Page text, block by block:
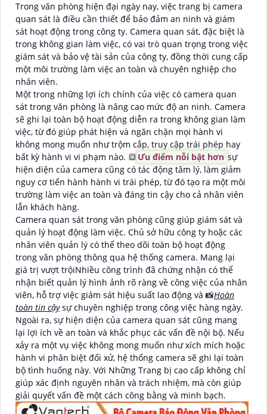
Trong văn phòng hiện đại ngày nay, việc trang bị camera
quan sát là điều cần thiết để bảo đảm an ninh và giám
sát hoạt động trong công ty. Camera quan sát, đặc biệt là
trong không gian làm việc, có vai trò quan trọng trong việc
giám sát và bảo vệ tài sản của công ty, đồng thời cung cấp
một môi trường làm việc an toàn và chuyên nghiệp cho
nhân viên.
Một trong những lợi ích chính của việc có camera quan
sát trong văn phòng là nâng cao mức độ an ninh. Camera
sẽ ghi lại toàn bộ hoạt động diễn ra trong không gian làm
việc, từ đó giúp phát hiện và ngăn chặn mọi hành vi
không mong muốn như trộm cắp, truy cập trái phép hay
bất kỳ hành vi vi phạm nào. 🔳 Ưu điểm nỗi bật hơn sự
hiện diện của camera cũng có tác động tâm lý, làm giảm
nguy cơ tiến hành hành vi trái phép, từ đó tạo ra một môi
trường làm việc an toàn và đáng tin cậy cho cả nhân viên
lẫn khách hàng.
Camera quan sát trong văn phòng cũng giúp giám sát và
quản lý hoạt động làm việc. Chủ sở hữu công ty hoặc các
nhân viên quản lý có thể theo dõi toàn bộ hoạt động
trong văn phòng thông qua hệ thống camera. Mang lại
giá trị vượt trộiNhiều công trình đã chứng nhận có thể
nhận biết quản lý hình ảnh rõ ràng về công việc của nhân
viên, hỗ trợ việc giám sát hiệu suất lao động và 📸Hoàn
toàn tin cậysự chuyên nghiệp trong công việc hàng ngày.
Ngoài ra, sự hiện diện của camera quan sát cũng mang
lại lợi ích về an toàn và khắc phục các vấn đề nội bộ. Nếu
xảy ra một vụ việc không mong muốn như xích mích hoặc
hành vi phân biệt đối xử, hệ thống camera sẽ ghi lại toàn
bộ tình huống này. Với Những Trang bị cao cấp không chỉ
giúp xác định nguyên nhân và trách nhiệm, mà còn giúp
giải quyết vấn đề một cách công bằng và minh bạch.